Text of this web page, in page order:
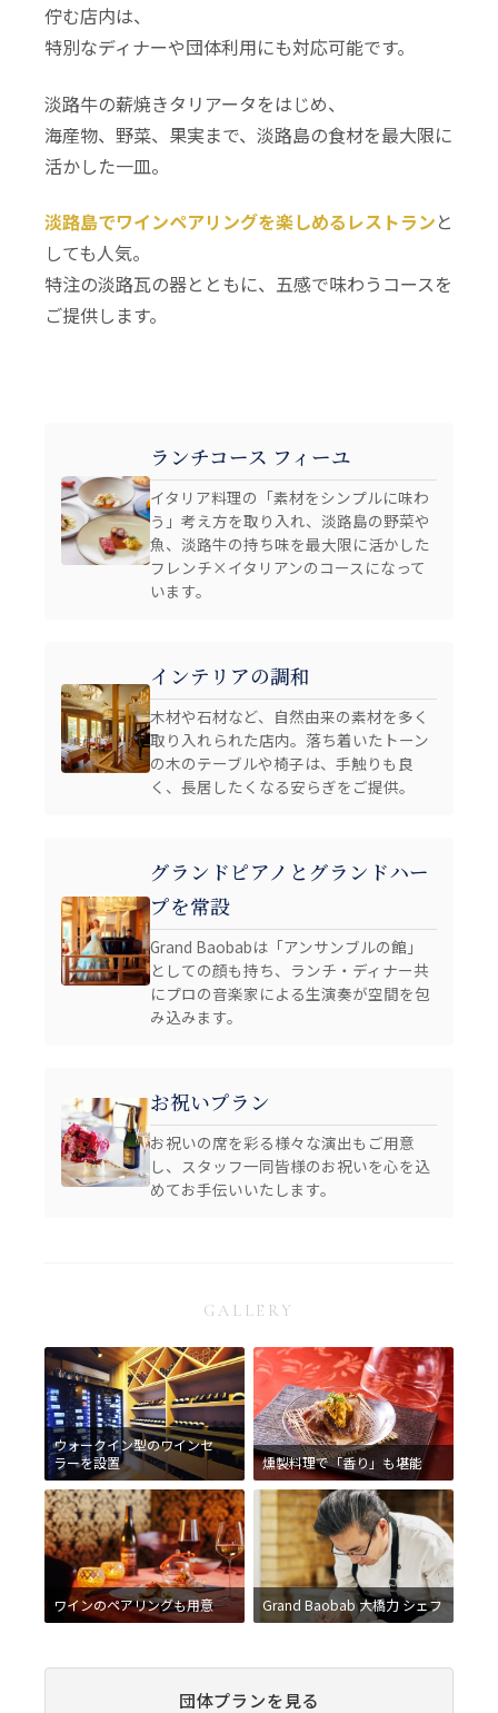
佇む店内は、
特別なディナーや団体利用にも対応可能です。
淡路牛の薪焼きタリアータをはじめ、
海産物、野菜、果実まで、淡路島の食材を最大限に
活かした一皿。
淡路島でワインペアリングを楽しめるレストランと
しても人気。
特注の淡路瓦の器とともに、五感で味わうコースを
ご提供します。
ランチコース フィーユ
イタリア料理の「素材をシンプルに味わ
う」考え方を取り入れ、淡路島の野菜や
魚、淡路牛の持ち味を最大限に活かした
フレンチ×イタリアンのコースになって
います。
インテリアの調和
木材や石材など、自然由来の素材を多く
取り入れられた店内。落ち着いたトーン
の木のテーブルや椅子は、手触りも良
く、長居したくなる安らぎをご提供。
グランドピアノとグランドハー
プを常設
Grand Baobabは「アンサンブルの館」
としての顔も持ち、ランチ・ディナー共
にプロの音楽家による生演奏が空間を包
み込みます。
お祝いプラン
お祝いの席を彩る様々な演出もご用意
し、スタッフ一同皆様のお祝いを心を込
めてお手伝いいたします。
GALLERY
ウォークイン型のワインセ
ラーを設置
燻製料理で「香り」も堪能
ワインのペアリングも用意 Grand Baobab 大橋力 シェフ
団体プランを見る